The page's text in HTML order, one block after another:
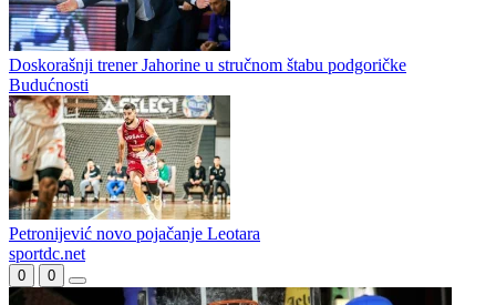
BSK pokazao karakter, ali greške presudile
Proleter postigao 15 golova u dvije prijateljske utakmice